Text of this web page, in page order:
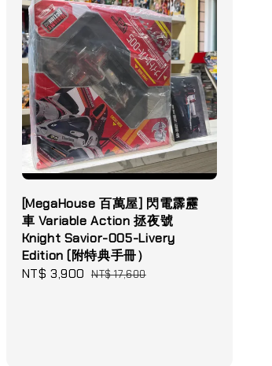
[MegaHouse 百萬屋] 閃電霹靂
車 Variable Action 拯夜號
Knight Savior-005-Livery
Edition (附特典手冊）
Sale
NT$ 3,900 Regular
NT$ 17,600